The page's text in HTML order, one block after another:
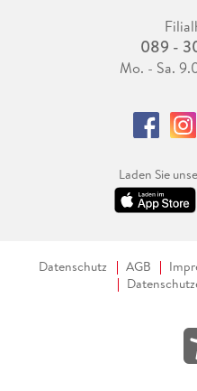
089 -
Mo. - Sa.
Laden Sie
Datenschutz AGB